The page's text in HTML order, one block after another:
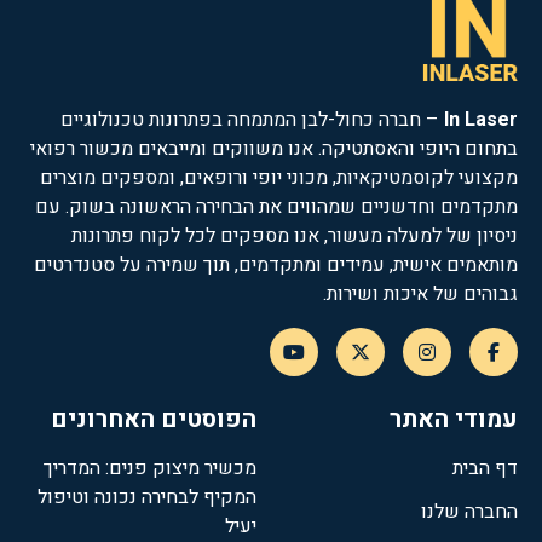
In Laser – חברה כחול-לבן המתמחה בפתרונות טכנולוגיים
בתחום היופי והאסתטיקה. אנו משווקים ומייבאים מכשור רפואי
מקצועי לקוסמטיקאיות, מכוני יופי ורופאים, ומספקים מוצרים
מתקדמים וחדשניים שמהווים את הבחירה הראשונה בשוק. עם
ניסיון של למעלה מעשור, אנו מספקים לכל לקוח פתרונות
מותאמים אישית, עמידים ומתקדמים, תוך שמירה על סטנדרטים
גבוהים של איכות ושירות.
עמודי האתר
דף הבית
החברה שלנו
הפוסטים האחרונים
מכשיר מיצוק פנים: המדריך
המקיף לבחירה נכונה וטיפול
יעיל